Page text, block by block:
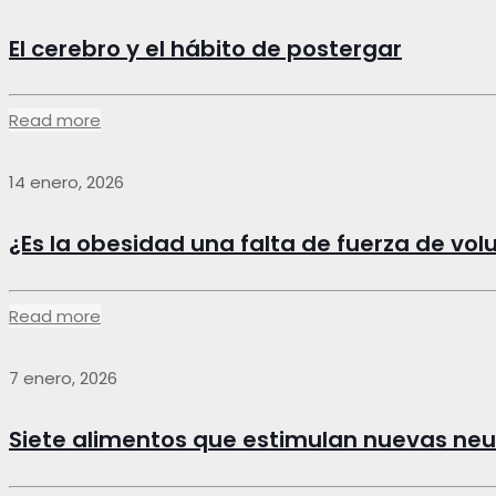
El cerebro y el hábito de postergar
Read more
14 enero, 2026
¿Es la obesidad una falta de fuerza de
Read more
7 enero, 2026
Siete alimentos que estimulan nuevas